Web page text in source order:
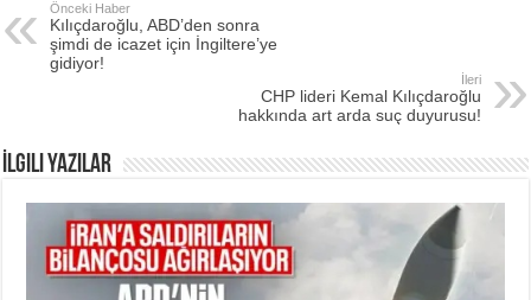
Önceki Haber
Kılıçdaroğlu, ABD’den sonra
şimdi de icazet için İngiltere’ye
gidiyor!
İleri
CHP lideri Kemal Kılıçdaroğlu
hakkında art arda suç duyurusu!
İlgili Yazılar